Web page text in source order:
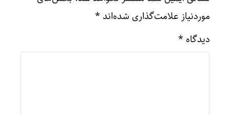
موردنیاز علامت‌گذاری شده‌اند *
دیدگاه *